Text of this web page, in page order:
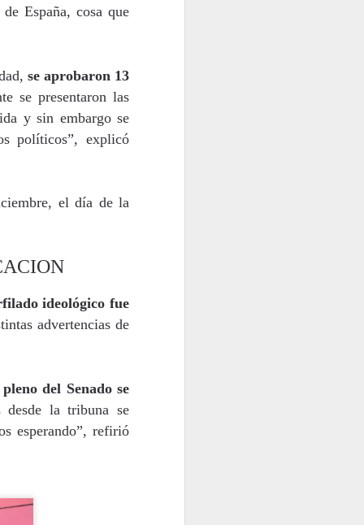
España, cosa que
se aprobaron 13
se presentaron las
y sin embargo se
políticos”, explicó
el día de la
ideológico fue
advertencias de
del Senado se
desde la tribuna se
esperando”, refirió